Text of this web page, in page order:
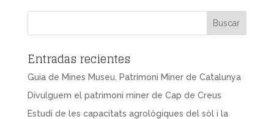
Entradas recientes
Guia de Mines Museu. Patrimoni Miner de Catalunya
Divulguem el patrimoni miner de Cap de Creus
Estudi de les capacitats agrològiques del sòl i la